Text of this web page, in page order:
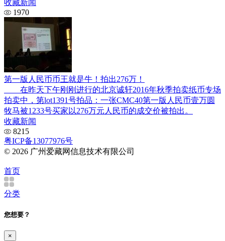
收藏新闻
1970
第一版人民币币王就是牛！拍出276万！
在昨天下午刚刚进行的北京诚轩2016年秋季拍卖纸币专场
拍卖中，第lot1391号拍品：一张CMC40第一版人民币壹万圆
牧马被1233号买家以276万元人民币的成交价被拍出。
收藏新闻
8215
粤ICP备13077976号
© 2026 广州爱藏网信息技术有限公司
首页
分类
您想要？
×